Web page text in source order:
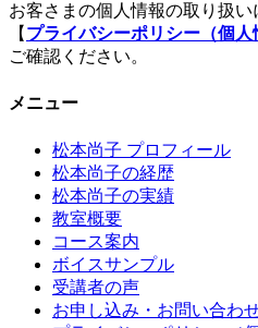
お客さまの個人情報の取り扱い
【 プライバシーポリシー（個人
ご確認ください。
メニュー
松本尚子 プロフィール
松本尚子の経歴
松本尚子の実績
教室概要
コース案内
ボイスサンプル
受講者の声
お申し込み・お問い合わ